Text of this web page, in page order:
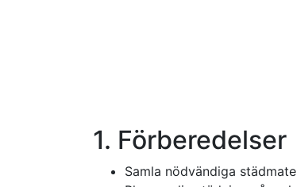
1. Förberedelser
Samla nödvändiga